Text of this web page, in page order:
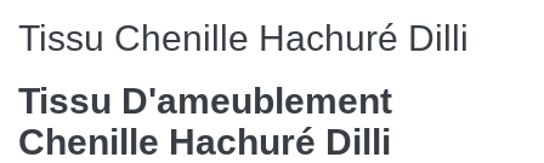
Tissu Chenille Hachuré Dilli
Tissu D'ameublement
Chenille Hachuré Dilli